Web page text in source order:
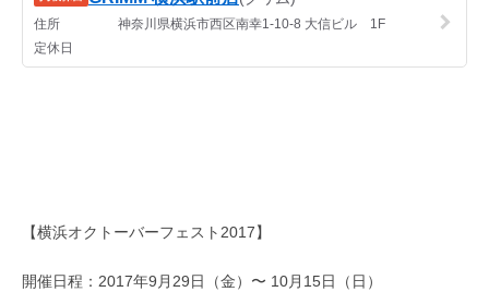
【横浜オクトーバーフェスト2017】
開催日程：2017年9月29日（金）〜 10月15日（日）